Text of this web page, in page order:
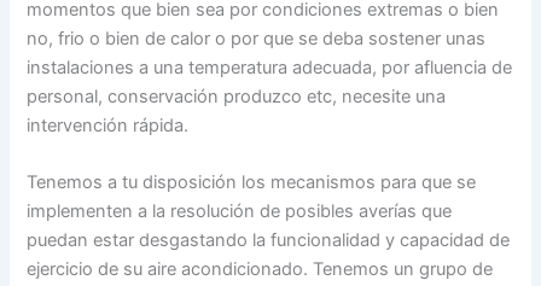
momentos que bien sea por condiciones extremas o bien
no, frio o bien de calor o por que se deba sostener unas
instalaciones a una temperatura adecuada, por afluencia de
personal, conservación produzco etc, necesite una
intervención rápida.
Tenemos a tu disposición los mecanismos para que se
implementen a la resolución de posibles averías que
puedan estar desgastando la funcionalidad y capacidad de
ejercicio de su aire acondicionado. Tenemos un grupo de